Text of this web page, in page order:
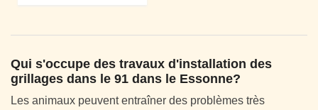
Qui s'occupe des travaux d'installation des
grillages dans le 91 dans le Essonne?
Les animaux peuvent entraîner des problèmes très